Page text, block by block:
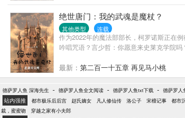
绝世唐门：我的武魂是魔杖？
其他类型 连载
作为2022年的魔法部部长，柯罗诺斯正在
吟唱咒语？言少哲：你愿意来史莱克学
最新： 第二百一十五章 再见马小桃
德萨罗人鱼 深海先生 - 德萨罗人鱼全文阅读 - 德萨罗人鱼txt下载 - 德萨罗人
站内强推 都市极乐后后宫 赵氏嫡女 凡人修仙传 洛公子 宋檀记事 都市
裁，蜜蜜吻
穿越之家有小夫郎